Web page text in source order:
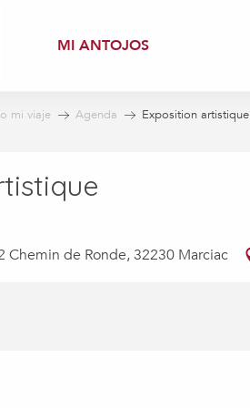
MI ANTOJOS
mi viaje Agenda Exposition artistique
Chemin de Ronde, 32230 Marciac